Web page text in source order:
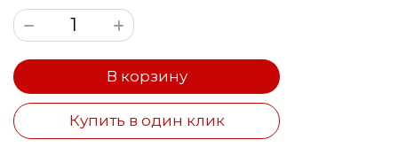
В корзину
Купить в один клик